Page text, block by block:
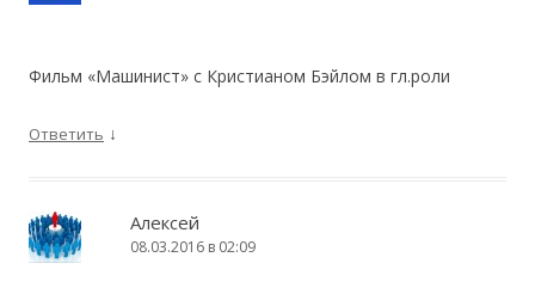
Фильм «Машинист» с Кристианом Бэйлом в гл.роли
Ответить ↓
Алексей
08.03.2016 в 02:09